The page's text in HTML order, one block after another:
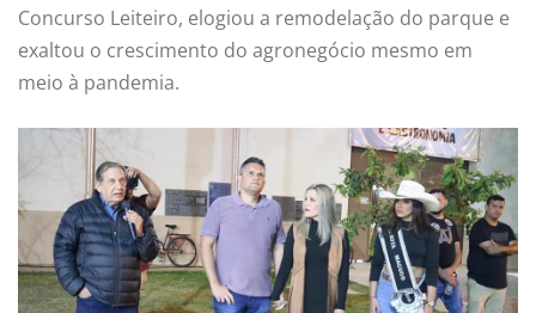
Concurso Leiteiro, elogiou a remodelação do parque e
exaltou o crescimento do agronegócio mesmo em
meio à pandemia.